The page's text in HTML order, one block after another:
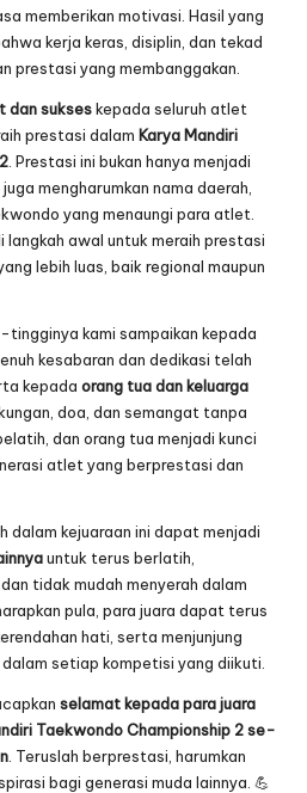
memberikan motivasi. Hasil yang
kerja keras, disiplin, dan tekad
prestasi yang membanggakan.
dan sukseskepada seluruh atlet
prestasi dalam Karya Mandiri
. Prestasi ini bukan hanya menjadi
mengharumkan nama daerah,
yang menaungi para atlet.
langkah awal untuk meraih prestasi
lebih luas, baik regional maupun
kami sampaikan kepada
kesabaran dan dedikasi telah
kepada orang tua dan keluarga
doa, dan semangat tanpa
dan orang tua menjadi kunci
atlet yang berprestasi dan
dalam kejuaraan ini dapat menjadi
untuk terus berlatih,
tidak mudah menyerah dalam
pula, para juara dapat terus
hati, serta menjunjung
setiap kompetisi yang diikuti.
selamat kepada para juara
Taekwondo Championship 2 se-
. Teruslah berprestasi, harumkan
bagi generasi muda lainnya. 💪